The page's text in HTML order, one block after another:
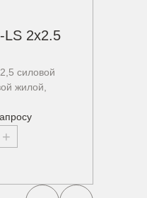
LS 2х2.5
силовой
жилой,
+